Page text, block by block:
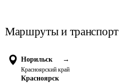
Маршруты и транспорт
Норильск →
Красноярский край
Красноярск